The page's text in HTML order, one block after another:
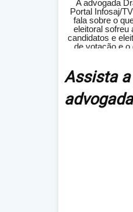
A advogada
Portal Infosaj/
fala sobre o
eleitoral sofreu
candidatos e
de votação e o
precisam
que no dia da
carreatas, a
acordo entre
atual
Assista a